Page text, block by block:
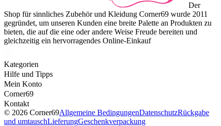
Der
Shop für sinnliches Zubehör und Kleidung Corner69 wurde 2011
gegründet, um unseren Kunden eine breite Palette an Produkten zu
bieten, die auf die eine oder andere Weise Freude bereiten und
gleichzeitig ein hervorragendes Online-Einkauf
Kategorien
Hilfe und Tipps
Mein Konto
Corner69
Kontakt
© 2026 Corner69Allgemeine BedingungenDatenschutzRückgabe
und umtauschLieferungGeschenkverpackung